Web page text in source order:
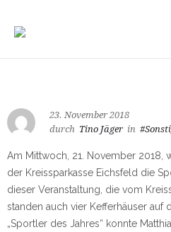
23. November 2018
durch Tino Jäger in
Am Mittwoch, 21. November 2018,
der Kreissparkasse Eichsfeld die
dieser Veranstaltung, die vom
standen auch vier Kefferhäuser auf
„Sportler des Jahres“ konnte